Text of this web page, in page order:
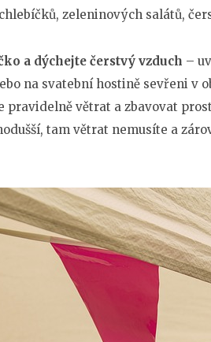
zeleninových salátů,
a dýchejte čerstvý vzduch –
na svatební hostině sevřeni v
pravidelně větrat a zbavovat
tam větrat nemusíte a